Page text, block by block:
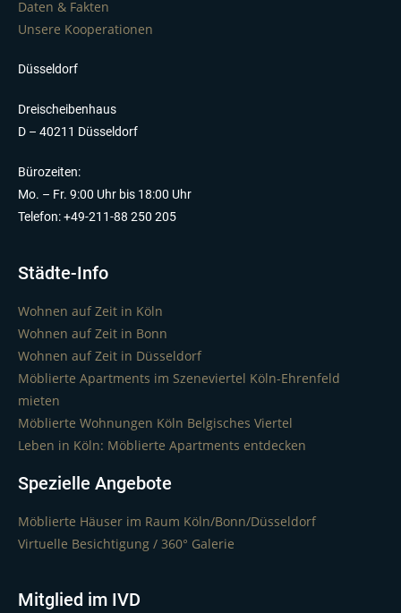
Daten & Fakten
Unsere Kooperationen
Düsseldorf
Dreischeibenhaus
D – 40211 Düsseldorf
Bürozeiten:
Mo. – Fr. 9:00 Uhr bis 18:00 Uhr
Telefon: +49-211-88 250 205
Städte-Info
Wohnen auf Zeit in Köln
Wohnen auf Zeit in Bonn
Wohnen auf Zeit in Düsseldorf
Möblierte Apartments im Szeneviertel Köln-Ehrenfeld
mieten
Möblierte Wohnungen Köln Belgisches Viertel
Leben in Köln: Möblierte Apartments entdecken
Spezielle Angebote
Möblierte Häuser im Raum Köln/Bonn/Düsseldorf
Virtuelle Besichtigung / 360° Galerie
Mitglied im IVD